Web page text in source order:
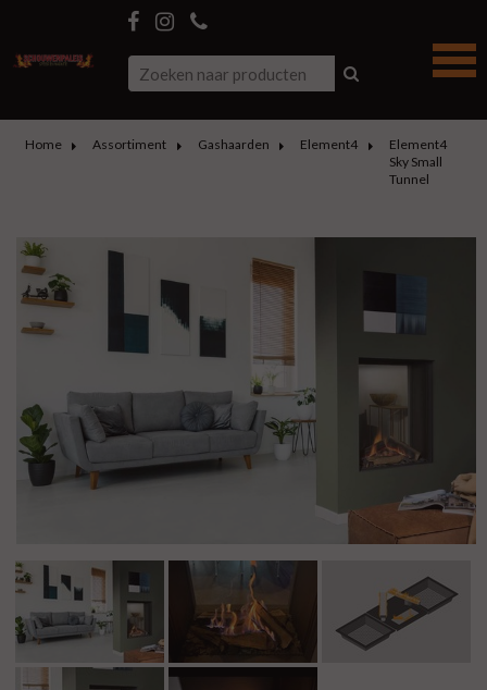
Home Assortiment Gashaarden Element4
Element4
Sky Small
Tunnel